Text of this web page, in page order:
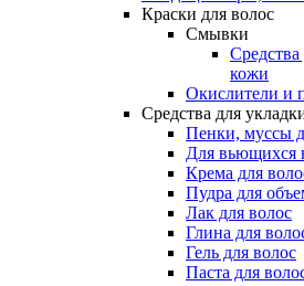
Краски для волос
Смывки
Средства
кожи
Окислители и
Средства для
Пенки, муссы
Для вьющихся
Крема для
Пудра для
Лак для волос
Глина для
Гель для волос
Паста для